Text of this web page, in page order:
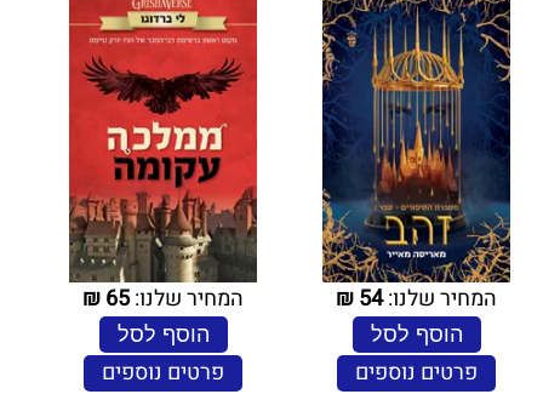
המחיר שלנו:54
₪
הוסף לסל
פרטים נוספים
המחיר שלנו:65
₪
הוסף לסל
פרטים נוספים